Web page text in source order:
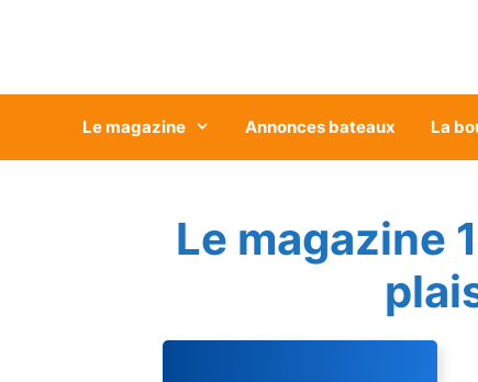
Le magazine Annonces bateaux La
Le magazine